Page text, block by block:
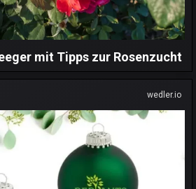
mit Tipps zur Rosenzucht
wedler.io